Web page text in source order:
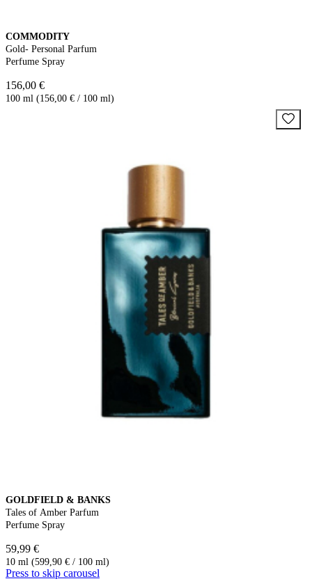
COMMODITY
Gold- Personal Parfum
Perfume Spray
156,00 €
100 ml (156,00 € / 100 ml)
GOLDFIELD & BANKS
Tales of Amber Parfum
Perfume Spray
59,99 €
10 ml (599,90 € / 100 ml)
Press to skip carousel